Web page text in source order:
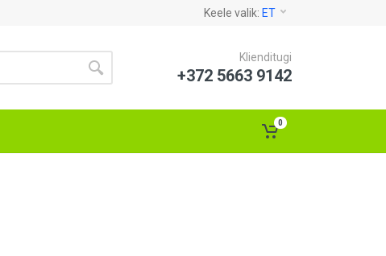
Keele valik: ET
Klienditugi
+372 5663 9142
0